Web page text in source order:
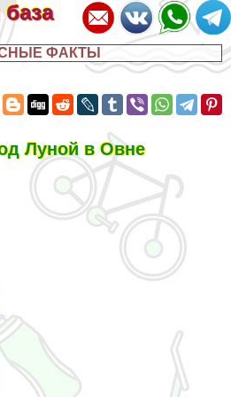
база
ФАКТЫ
Луной в Овне